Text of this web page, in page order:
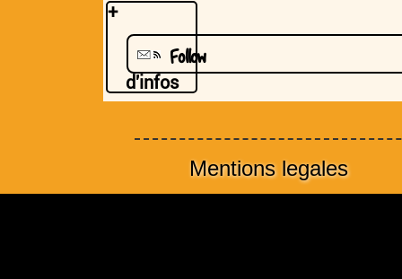
Follow
+
d'infos
Mentions legales